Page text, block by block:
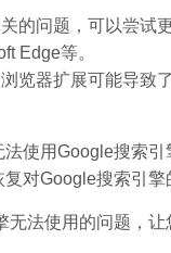
的问题，可以尝试
Edge等。
览器扩展可能导致
使用Google搜索
对Google搜索引擎
法使用的问题，让